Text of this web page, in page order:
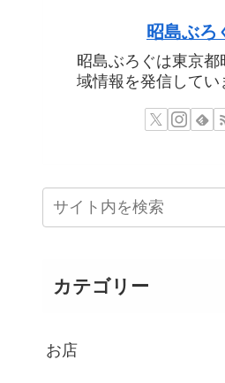
昭島ぶろ
昭島ぶろぐは東京都
域情報を発信してい
カテゴリー
お店